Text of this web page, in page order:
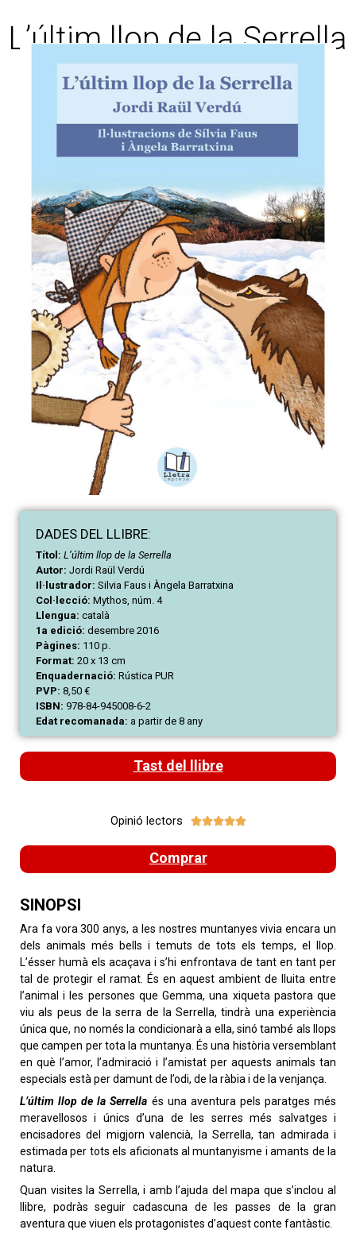
L’últim llop de la Serrella
DADES DEL LLIBRE:
Títol: L’últim llop de la Serrella
Autor: Jordi Raül Verdú
Il·lustrador: Silvia Faus i Àngela Barratxina
Col·lecció: Mythos, núm. 4
Llengua: català
1a edició: desembre 2016
Pàgines: 110 p.
Format: 20 x 13 cm
Enquadernació: Rústica PUR
PVP: 8,50 €
ISBN: 978-84-945008-6-2
Edat recomanada: a partir de 8 any
Tast del llibre
Opinió lectors 
Comprar
SINOPSI
Ara fa vora 300 anys, a les nostres muntanyes vivia encara un
dels animals més bells i temuts de tots els temps, el llop.
L’ésser humà els acaçava i s’hi enfrontava de tant en tant per
tal de protegir el ramat. És en aquest ambient de lluita entre
l’animal i les persones que Gemma, una xiqueta pastora que
viu als peus de la serra de la Serrella, tindrà una experiència
única que, no només la condicionarà a ella, sinó també als llops
que campen per tota la muntanya. És una història versemblant
en què l’amor, l’admiració i l’amistat per aquests animals tan
especials està per damunt de l’odi, de la ràbia i de la venjança.
L’últim llop de la Serrella és una aventura pels paratges més
meravellosos i únics d’una de les serres més salvatges i
encisadores del migjorn valencià, la Serrella, tan admirada i
estimada per tots els aficionats al muntanyisme i amants de la
natura.
Quan visites la Serrella, i amb l’ajuda del mapa que s’inclou al
llibre, podràs seguir cadascuna de les passes de la gran
aventura que viuen els protagonistes d’aquest conte fantàstic.